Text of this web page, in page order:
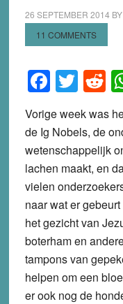
26 SEPTEMBER 2014 BY
11 COMMENTS
Vorige week was
de Ig Nobels, de
wetenschappelijk
lachen maakt, en
vielen
naar wat er
het gezicht van
boterham en
tampons van
helpen om een
er ook nog de